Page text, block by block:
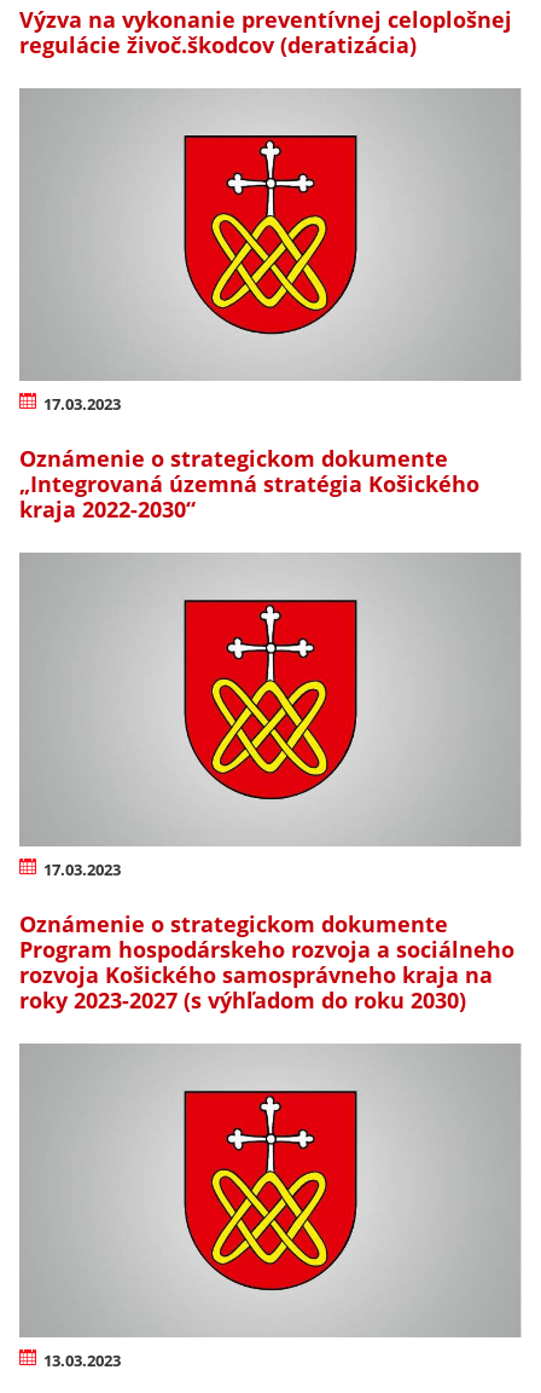
Výzva na vykonanie preventívnej celoplošnej
regulácie živoč.škodcov (deratizácia)
17.03.2023
Oznámenie o strategickom dokumente
„Integrovaná územná stratégia Košického
kraja 2022-2030“
17.03.2023
Oznámenie o strategickom dokumente
Program hospodárskeho rozvoja a sociálneho
rozvoja Košického samosprávneho kraja na
roky 2023-2027 (s výhľadom do roku 2030)
13.03.2023